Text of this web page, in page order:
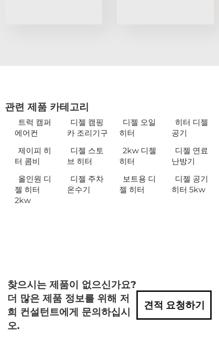
관련 제품 카테고리
트럭 캠퍼
에어컨
디젤 캠핑
카 조리기구
디젤 오일
히터
히터 디젤
공기
제이피 히
터 콤비
디젤 스토
브 히터
2kw 디젤
히터
디젤 연료
난방기
올인원 디
젤 히터
2kw
디젤 주차
온수기
보트용 디
젤 히터
디젤 공기
히터 5kw
찾으시는 제품이 없으신가요?
더 많은 제품 정보를 위해 저
희 컨설턴트에게 문의하십시
오.
견적 요청하기